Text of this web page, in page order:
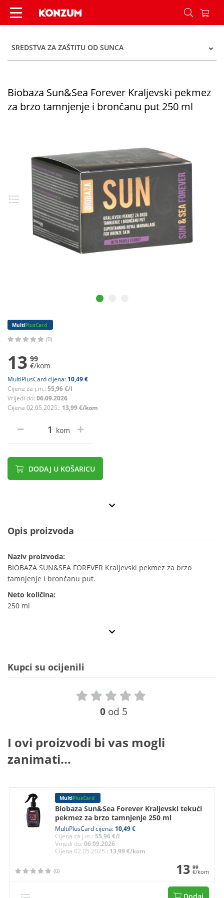
Biobaza Sun&Sea Forever Kraljevski pekmez
SREDSTVA ZA ZAŠTITU OD SUNCA
Biobaza Sun&Sea Forever Kraljevski pekmez
za brzo tamnjenje i brončanu put 250 ml
MultiPlusCard
(0)
13 99
€/kom
MultiPlusCard cijena: 10,49 €
Cijena za j.m.: 55,96 €/l
Vrijedi do: 06.09.2026
Cijena 02.05.2025.: 13,99 €/kom
kom
DODAJ U KOŠARICU
Opis proizvoda
Naziv proizvoda:
BIOBAZA SUN&SEA FOREVER Kraljevski pekmez za brzo
tamnjenje i brončanu put.
Neto količina:
250 ml
Kupci su ocijenili
0 od 5
I ovi proizvodi bi vas mogli
zanimati...
MultiPlusCard
Biobaza Sun&Sea Forever Kraljevski tekući
pekmez za brzo tamnjenje 250 ml
MultiPlusCard cijena: 10,49 €
Cijena za j.m.: 55,96 €/l
Vrijedi do: 06.09.2026
Cijena 02.05.2025.: 13,99 €/kom
(0) 13 99
€/kom